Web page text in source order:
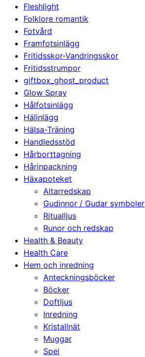
Fleshlight
Folklore romantik
Fotvård
Framfotsinlägg
Fritidsskor-Vandringsskor
Fritidsstrumpor
giftbox_ghost_product
Glow Spray
Hålfotsinlägg
Hälinlägg
Hälsa-Träning
Handledsstöd
Hårborttagning
Hårinpackning
Häxapoteket
Altarredskap
Gudinnor / Gudar symboler
Ritualljus
Runor och redskap
Health & Beauty
Health Care
Hem och inredning
Anteckningsböcker
Böcker
Doftljus
Inredning
Kristallnät
Muggar
Spel